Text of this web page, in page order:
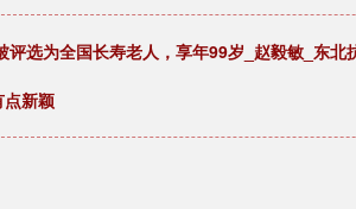
选为全国长寿老人，享年99岁_赵毅敏_东北
新颖